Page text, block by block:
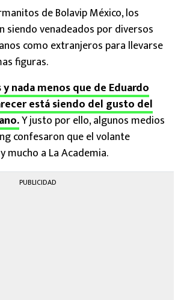
de Bolavip México, los
siendo venadeados por diversos
como extranjeros para llevarse
figuras.
nada menos que de Eduardo
está siendo del gusto del
Y justo por ello, algunos medios
confesaron que el volante
mucho a La Academia.
PUBLICIDAD